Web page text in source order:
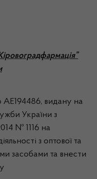
АЕ194486, видану на
України з
№ 1116 на
з оптової та
засобами та внести